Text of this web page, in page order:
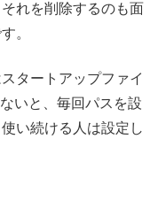
れを削除するのも面
。
タートアップファイ
いと、毎回パスを設
い続ける人は設定し